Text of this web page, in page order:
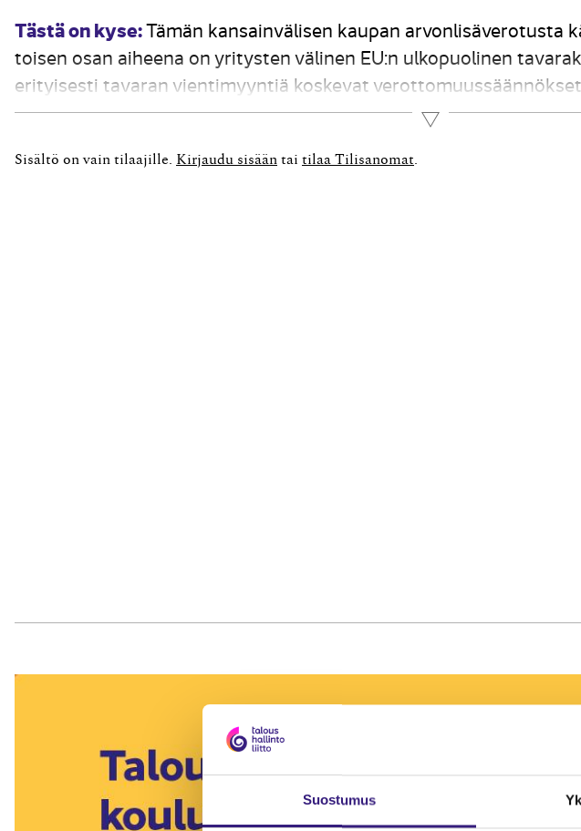
Suostumus
Tästä on kyse:Tämän kansainvälisen kaupan arvonlisäverotusta
toisen osan aiheena on yritysten välinen EU:n ulkopuolinen
erityisesti tavaran vientimyyntiä koskevat
soveltamisedellytykset sekä tavaran maahantuonnin
Lue lisää
Sisältö on vain tilaajille. Kirjaudu sisään tai tilaa Tilisanomat